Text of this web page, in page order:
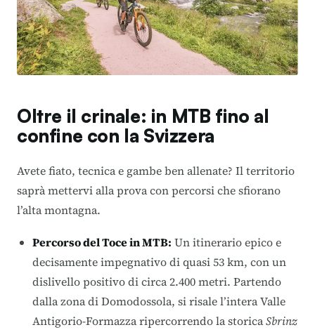
Oltre il crinale: in MTB fino al
confine con la Svizzera
Avete fiato, tecnica e gambe ben allenate? Il territorio
saprà mettervi alla prova con percorsi che sfiorano
l’alta montagna.
Percorso del Toce in MTB: Un itinerario epico e
decisamente impegnativo di quasi 53 km, con un
dislivello positivo di circa 2.400 metri. Partendo
dalla zona di Domodossola, si risale l’intera Valle
Antigorio-Formazza ripercorrendo la storicaSbrinz